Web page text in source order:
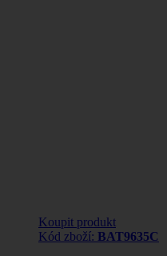
Koupit produkt
Kód zboží: BAT9635C